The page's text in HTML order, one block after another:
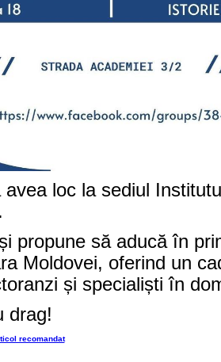
avea loc la sediul
propune să aducă în
Moldovei, oferind un
și specialiști în
drag!
recomandat